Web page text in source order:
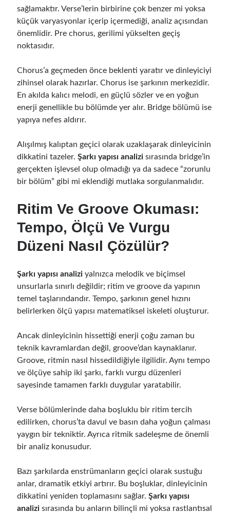
sağlamaktır. Verse’lerin birbirine çok benzer mi yoksa
küçük varyasyonlar içerip içermediği, analiz açısından
önemlidir. Pre chorus, gerilimi yükselten geçiş
noktasıdır.
Chorus’a geçmeden önce beklenti yaratır ve dinleyiciyi
zihinsel olarak hazırlar. Chorus ise şarkının merkezidir.
En akılda kalıcı melodi, en güçlü sözler ve en yoğun
enerji genellikle bu bölümde yer alır. Bridge bölümü ise
yapıya nefes aldırır.
Alışılmış kalıptan geçici olarak uzaklaşarak dinleyicinin
dikkatini tazeler.Şarkı yapısı analizi sırasında bridge’in
gerçekten işlevsel olup olmadığı ya da sadece “zorunlu
bir bölüm” gibi mi eklendiği mutlaka sorgulanmalıdır.
Ritim Ve Groove Okuması:
Tempo, Ölçü Ve Vurgu
Düzeni Nasıl Çözülür?
Şarkı yapısı analizi yalnızca melodik ve biçimsel
unsurlarla sınırlı değildir; ritim ve groove da yapının
temel taşlarındandır. Tempo, şarkının genel hızını
belirlerken ölçü yapısı matematiksel iskeleti oluşturur.
Ancak dinleyicinin hissettiği enerji çoğu zaman bu
teknik kavramlardan değil, groove’dan kaynaklanır.
Groove, ritmin nasıl hissedildiğiyle ilgilidir. Aynı tempo
ve ölçüye sahip iki şarkı, farklı vurgu düzenleri
sayesinde tamamen farklı duygular yaratabilir.
Verse bölümlerinde daha boşluklu bir ritim tercih
edilirken, chorus’ta davul ve basın daha yoğun çalması
yaygın bir tekniktir. Ayrıca ritmik sadeleşme de önemli
bir analiz konusudur.
Bazı şarkılarda enstrümanların geçici olarak sustuğu
anlar, dramatik etkiyi artırır. Bu boşluklar, dinleyicinin
dikkatini yeniden toplamasını sağlar.Şarkı yapısı
analizi sırasında bu anların bilinçli mi yoksa rastlantısal